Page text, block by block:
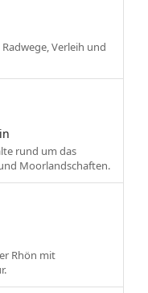
Verleih und
rund um das
Moorlandschaften.
Rhön mit